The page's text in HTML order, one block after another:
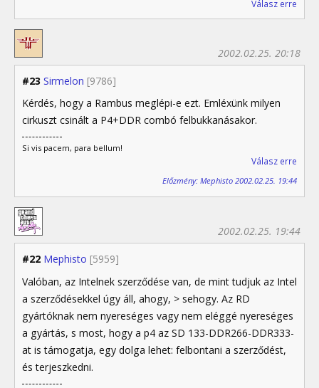
Válasz erre
#23 Sirmelon [9786]
2002.02.25. 20:18
Kérdés, hogy a Rambus meglépi-e ezt. Emléxünk milyen
cirkuszt csinált a P4+DDR combó felbukkanásakor.
Si vis pacem, para bellum!
Válasz erre
Előzmény: Mephisto 2002.02.25. 19:44
#22 Mephisto [5959]
2002.02.25. 19:44
Valóban, az Intelnek szerződése van, de mint tudjuk az Intel
a szerződésekkel úgy áll, ahogy, > sehogy. Az RD
gyártóknak nem nyereséges vagy nem eléggé nyereséges
a gyártás, s most, hogy a p4 az SD 133-DDR266-DDR333-
at is támogatja, egy dolga lehet: felbontani a szerződést,
és terjeszkedni.